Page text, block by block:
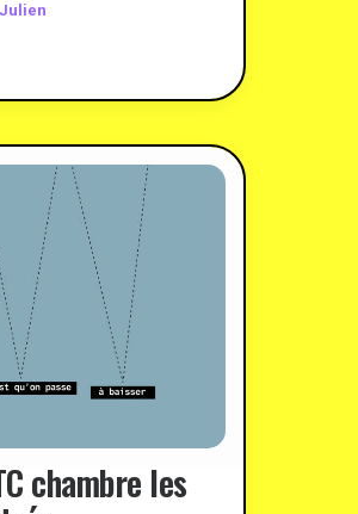
chambre les